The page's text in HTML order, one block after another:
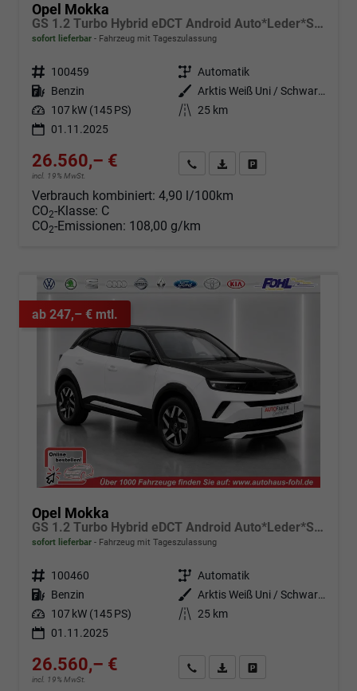
Opel Mokka
GS 1.2 Turbo Hybrid eDCT Android Auto*Leder*SHZ*Kamera*Klimaauto*LED*
sofort lieferbar Fahrzeug mit Tageszulassung
Fahrzeugnr. 100459 Getriebe Automatik
Kraftstoff Benzin Außenfarbe
Arktis Weiß Uni / Schwarzes Dach
Leistung 107 kW (145 PS) Kilometerstand 25 km
01.11.2025
26.560,– €
incl. 19% MwSt.
Angebot anfordern
Fahrzeugexpose (PDF)
Verbrauch kombiniert: 4,90 l/100km
CO2-Klasse: C
CO2-Emissionen: 108,00 g/km
ab 247,– € mtl.
Opel Mokka
GS 1.2 Turbo Hybrid eDCT Android Auto*Leder*SHZ*Kamera*Klimaauto*LED*
sofort lieferbar Fahrzeug mit Tageszulassung
Fahrzeugnr. 100460 Getriebe Automatik
Kraftstoff Benzin Außenfarbe
Arktis Weiß Uni / Schwarzes Dach
Leistung 107 kW (145 PS) Kilometerstand 25 km
01.11.2025
26.560,– €
incl. 19% MwSt.
Angebot anfordern
Fahrzeugexpose (PDF)